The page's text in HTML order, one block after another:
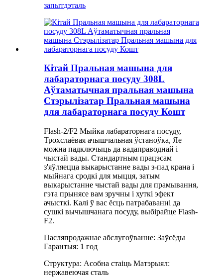
запытдэталь
Кітай Пральная машына для
лабараторнага посуду 308L
Аўтаматычная пральная машына
Стэрылізатар Пральная машына
для лабараторнага посуду Кошт
Flash-2/F2 Мыйка лабараторнага посуду,
Трохслаёвая ачышчальная ўстаноўка, Яе
можна падключыць да вадаправоднай і
чыстай вады. Стандартным працэсам
з'яўляецца выкарыстанне вады з-пад крана і
мыйнага сродкі для мыцця, затым
выкарыстанне чыстай вады для прамывання,
гэта прынясе вам зручны і хуткі эфект
ачысткі. Калі ў вас ёсць патрабаванні да
сушкі вычышчанага посуду, выбірайце Flash-
F2.
Пасляпродажнае абслугоўванне: Заўсёды
Гарантыя: 1 год
Структура: Асобна стаіць Матэрыял:
нержавеючая сталь